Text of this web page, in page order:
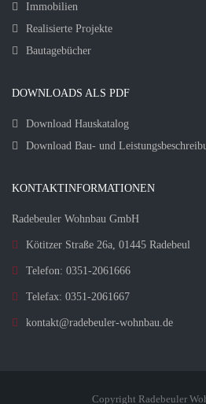
Immobilien
Realisierte Projekte
Bautagebücher
DOWNLOADS ALS PDF
Download Hauskatalog
Download Bau- und
KONTAKTINFORMATIONEN
Radebeuler Wohnbau GmbH
Kötitzer Straße 26a, 01445 Radebeul
Telefon: 0351-2061666
Telefax: 0351-2061667
kontakt@radebeuler-wohnbau.de
Copyright Radebeuler